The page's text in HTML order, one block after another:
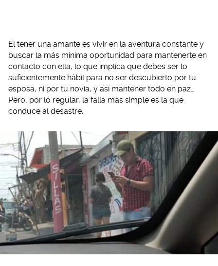
El tener una amante es vivir en la aventura constante y
buscar la más mínima oportunidad para mantenerte en
contacto con ella, lo que implica que debes ser lo
suficientemente hábil para no ser descubierto por tu
esposa, ni por tu novia, y así mantener todo en paz…
Pero, por lo regular, la falla más simple es la que
conduce al desastre.